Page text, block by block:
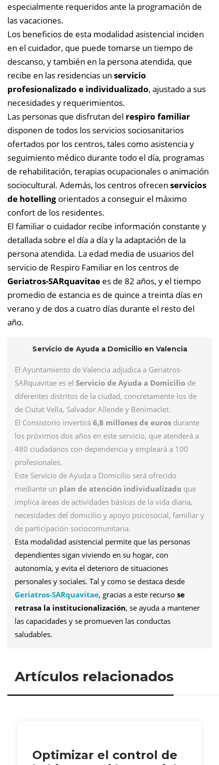
especialmente requeridos ante la programación de
las vacaciones.
Los beneficios de esta modalidad asistencial inciden
en el cuidador, que puede tomarse un tiempo de
descanso, y también en la persona atendida, que
recibe en las residencias un servicio
profesionalizado e individualizado, ajustado a sus
necesidades y requerimientos.
Las personas que disfrutan del respiro familiar
disponen de todos los servicios sociosanitarios
ofertados por los centros, tales como asistencia y
seguimiento médico durante todo el día, programas
de rehabilitación, terapias ocupacionales o animación
sociocultural. Además, los centros ofrecen servicios
de hotelling orientados a conseguir el máximo
confort de los residentes.
El familiar o cuidador recibe información constante y
detallada sobre el día a día y la adaptación de la
persona atendida. La edad media de usuarios del
servicio de Respiro Familiar en los centros de
Geriatros-SARquavitae es de 82 años, y el tiempo
promedio de estancia es de quince a treinta días en
verano y de dos a cuatro días durante el resto del
año.
Servicio de Ayuda a Domicilio en Valencia
El Ayuntamiento de Valencia adjudica a Geriatros-
SARquavitae es el Servicio de Ayuda a Domicilio de
diferentes distritos de la ciudad, concretamente los de
de Ciutat Vella, Salvador Allende y Benimaclet.
El Consistorio invertirá 6,8 millones de euros durante
los próximos dos años en este servicio, que atenderá a
480 ciudadanos con dependencia y empleará a 100
profesionales.
Este Servicio de Ayuda a Domicilio será ofrecido
mediante un plan de atención individualizado que
implica áreas de actividades básicas de la vida diaria,
necesidades del domicilio y apoyo psicosocial, familiar y
de participación sociocomunitaria.
Esta modalidad asistencial permite que las personas
dependientes sigan viviendo en su hogar, con
autonomía, y evita el deterioro de situaciones
personales y sociales. Tal y como se destaca desde
Geriatros-SARquavitae, gracias a este recurso se
retrasa la institucionalización, se ayuda a mantener
las capacidades y se promueven las conductas
saludables.
Artículos relacionados
Optimizar el control de